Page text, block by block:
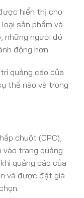
hiển thị cho
sản phẩm và
những người đó
động hơn.
quảng cáo của
thể nào và trong
chuột (CPC),
vào trang quảng
quảng cáo của
và được đặt giá